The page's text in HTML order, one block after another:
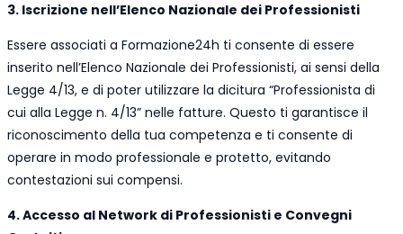
3. Iscrizione nell’Elenco Nazionale dei Professionisti
Essere associati a Formazione24h ti consente di essere
inserito nell’Elenco Nazionale dei Professionisti, ai sensi della
Legge 4/13, e di poter utilizzare la dicitura “Professionista di
cui alla Legge n. 4/13” nelle fatture. Questo ti garantisce il
riconoscimento della tua competenza e ti consente di
operare in modo professionale e protetto, evitando
contestazioni sui compensi.
4. Accesso al Network di Professionisti e Convegni